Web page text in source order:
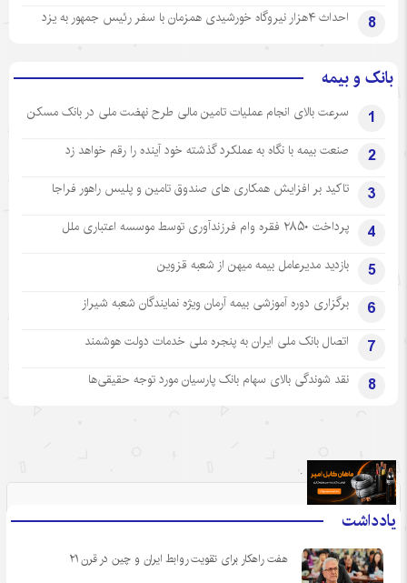
8 احداث ۴هزار نیروگاه خورشیدی همزمان با سفر رئیس جمهور به یزد
بانک و بیمه
1 سرعت بالای انجام عملیات تامین مالی طرح نهضت ملی در بانک مسکن
2 صنعت بیمه با نگاه به عملکرد گذشته خود آینده را رقم خواهد زد
3 تاکید بر افزایش همکاری های صندوق تامین و پلیس راهور فراجا
4 پرداخت ۲۸۵۰ فقره وام فرزندآوری توسط موسسه اعتباری ملل
5 بازدید مدیرعامل بیمه میهن از شعبه قزوین
6 برگزاری دوره آموزشی بیمه آرمان ویژه نمایندگان شعبه شیراز
7 اتصال بانک ملی ایران به پنجره ملی خدمات دولت هوشمند
8 نقد شوندگی بالای سهام بانک پارسیان مورد توجه حقیقی‌ها
یادداشت
هفت راهکار برای تقویت روابط ایران و چین در قرن ۲۱
.